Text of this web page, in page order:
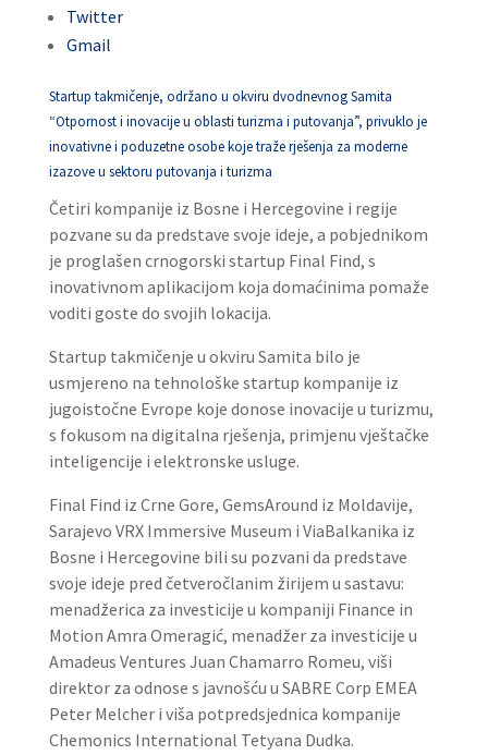
Twitter
Gmail
Startup takmičenje, održano u okviru dvodnevnog Samita
“Otpornost i inovacije u oblasti turizma i putovanja”, privuklo je
inovativne i poduzetne osobe koje traže rješenja za moderne
izazove u sektoru putovanja i turizma
Četiri kompanije iz Bosne i Hercegovine i regije
pozvane su da predstave svoje ideje, a pobjednikom
je proglašen crnogorski startup Final Find, s
inovativnom aplikacijom koja domaćinima pomaže
voditi goste do svojih lokacija.
Startup takmičenje u okviru Samita bilo je
usmjereno na tehnološke startup kompanije iz
jugoistočne Evrope koje donose inovacije u turizmu,
s fokusom na digitalna rješenja, primjenu vještačke
inteligencije i elektronske usluge.
Final Find iz Crne Gore, GemsAround iz Moldavije,
Sarajevo VRX Immersive Museum i ViaBalkanika iz
Bosne i Hercegovine bili su pozvani da predstave
svoje ideje pred četveročlanim žirijem u sastavu:
menadžerica za investicije u kompaniji Finance in
Motion Amra Omeragić, menadžer za investicije u
Amadeus Ventures Juan Chamarro Romeu, viši
direktor za odnose s javnošću u SABRE Corp EMEA
Peter Melcher i viša potpredsjednica kompanije
Chemonics International Tetyana Dudka.